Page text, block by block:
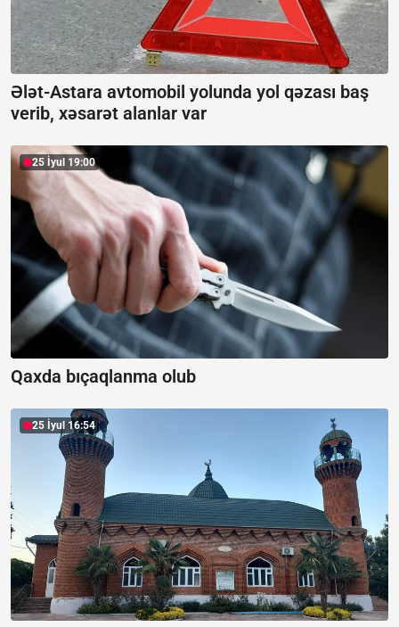
Ələt-Astara avtomobil yolunda yol qəzası baş
verib, xəsarət alanlar var
25 İyul 19:00
Qaxda bıçaqlanma olub
25 İyul 16:54